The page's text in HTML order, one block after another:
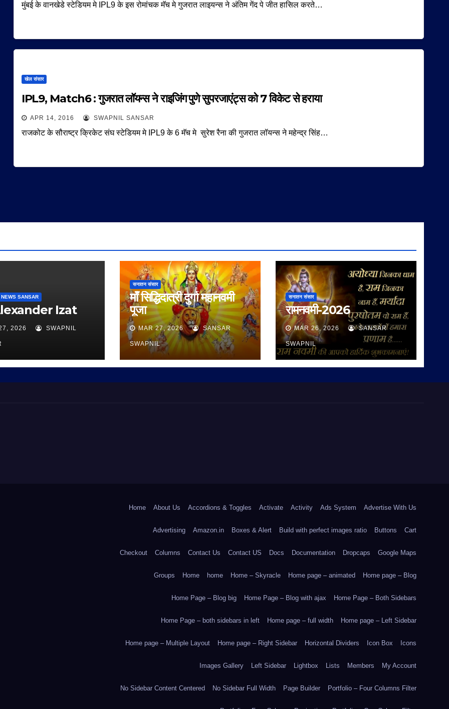
मुंबई के वानखेडे स्टेडियम मे IPL9 के इस रोमांचक मॅच मे गुजरात लाइयन्स ने अंतिम गेंद पे जीत हासिल करते…
खेल संसार
IPL9, Match6 : गुजरात लॉयन्स ने राइजिंग पुणे सुपरजाएंट्स को 7 विकेट से हराया
APR 14, 2016 SWAPNIL SANSAR
राजकोट के सौराष्ट्र क्रिकेट संघ स्टेडियम मे IPL9 के 6 मॅच मे सुरेश रैना की गुजरात लॉयन्स ने महेन्द्र सिंह…
SANSAR
Izat
2026 SWAPNIL
सनातन संसार
माँ सिद्धिदात्री दुर्गा महानवमी
पूजा
MAR 27, 2026 SANSAR
SWAPNIL
सनातन संसार
रामनवमी-2026
MAR 26, 2026 SANSAR
SWAPNIL
Home About Us Accordions & Toggles Activate Activity Ads System Advertise With Us
Advertising Amazon.in Boxes & Alert Build with perfect images ratio Buttons Cart
Checkout Columns Contact Us Contact US Docs Documentation Dropcaps Google Maps
Groups Home home Home – Skyracle Home page – animated Home page – Blog
Home Page – Blog big Home Page – Blog with ajax Home Page – Both Sidebars
Home Page – both sidebars in left Home page – full width Home page – Left Sidebar
Home page – Multiple Layout Home page – Right Sidebar Horizontal Dividers Icon Box Icons
Images Gallery Left Sidebar Lightbox Lists Members My Account
No Sidebar Content Centered No Sidebar Full Width Page Builder Portfolio – Four Columns Filter